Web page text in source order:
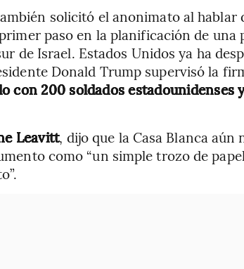
solicitó el anonimato al hablar
paso en la planificación de una
de Israel. Estados Unidos ya ha
Donald Trump supervisó la
con 200 soldados estadounidenses
Leavitt, dijo que la Casa Blanca aún
como “un simple trozo de